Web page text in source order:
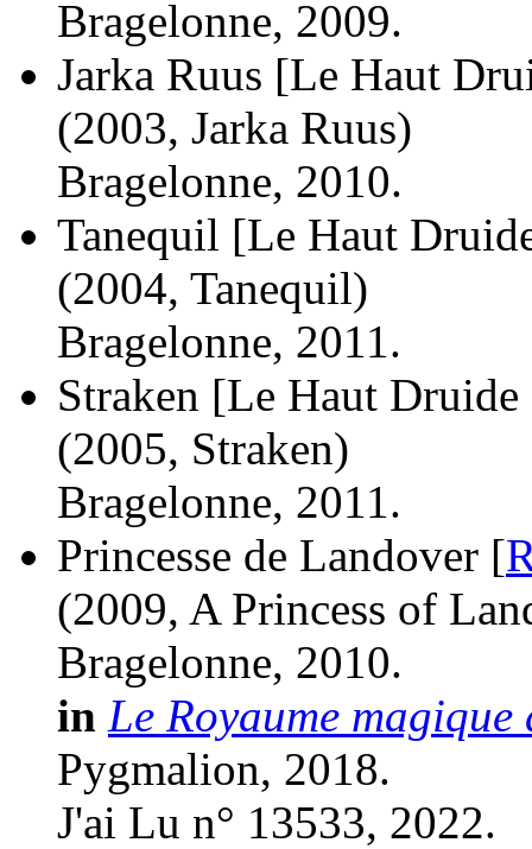
Bragelonne, 2009.
Jarka Ruus [Le Haut
(2003, Jarka Ruus)
Bragelonne, 2010.
Tanequil [Le Haut
(2004, Tanequil)
Bragelonne, 2011.
Straken [Le Haut
(2005, Straken)
Bragelonne, 2011.
Princesse de Landover [
(2009, A Princess of
Bragelonne, 2010.
in Le Royaume
Pygmalion, 2018.
J'ai Lu n° 13533, 2022.